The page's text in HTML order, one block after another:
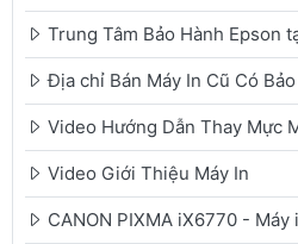
Trung Tâm Bảo Hành Epson
Địa chỉ Bán Máy In Cũ Có
Video Hướng Dẫn Thay Mực
Video Giới Thiệu Máy In
CANON PIXMA iX6770 -